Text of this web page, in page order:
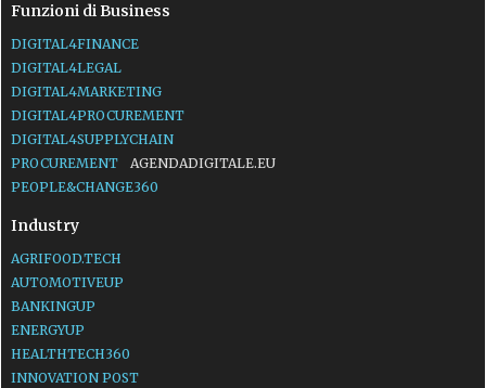
Funzioni di Business
DIGITAL4FINANCE
DIGITAL4LEGAL
DIGITAL4MARKETING
DIGITAL4PROCUREMENT
DIGITAL4SUPPLYCHAIN
PROCUREMENT
AGENDADIGITALE.EU
PEOPLE&CHANGE360
Industry
AGRIFOOD.TECH
AUTOMOTIVEUP
BANKINGUP
ENERGYUP
HEALTHTECH360
INNOVATION POST